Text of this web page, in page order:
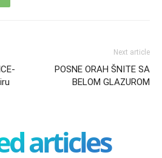
Next article
POSNE ORAH ŠNITE SA
BELOM GLAZUROM
articles